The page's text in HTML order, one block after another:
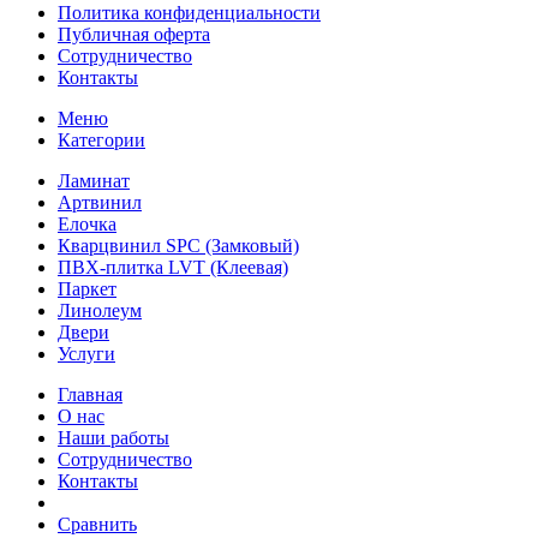
Политика конфиденциальности
Публичная оферта
Сотрудничество
Контакты
Меню
Категории
Ламинат
Артвинил
Елочка
Кварцвинил SPC (Замковый)
ПВХ-плитка LVT (Клеевая)
Паркет
Линолеум
Двери
Услуги
Главная
О нас
Наши работы
Сотрудничество
Контакты
Сравнить